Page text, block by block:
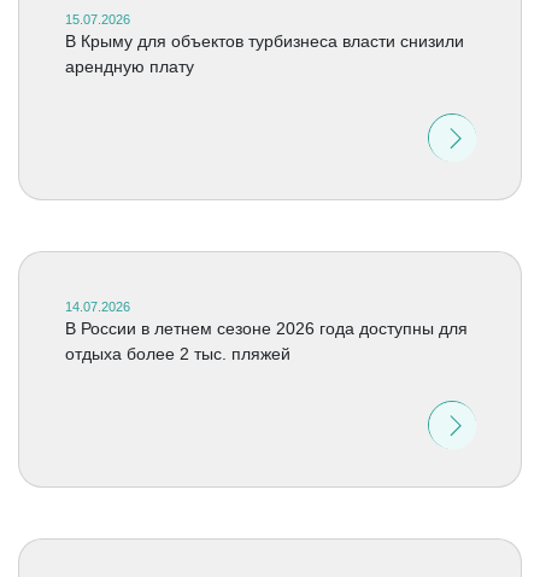
15.07.2026
В Крыму для объектов турбизнеса власти снизили
арендную плату
14.07.2026
В России в летнем сезоне 2026 года доступны для
отдыха более 2 тыс. пляжей